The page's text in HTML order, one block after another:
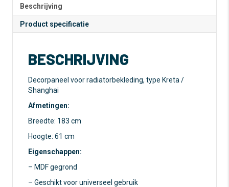
183
aantal
t
i
:
Beschrijving
Product specificatie
BESCHRIJVING
Decorpaneel voor radiatorbekleding, type Kreta /
Shanghai
Afmetingen:
Breedte: 183 cm
Hoogte: 61 cm
Eigenschappen:
– MDF gegrond
– Geschikt voor universeel gebruik